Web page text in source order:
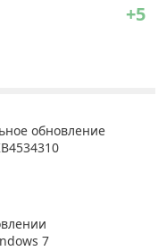
+5
обновление
7